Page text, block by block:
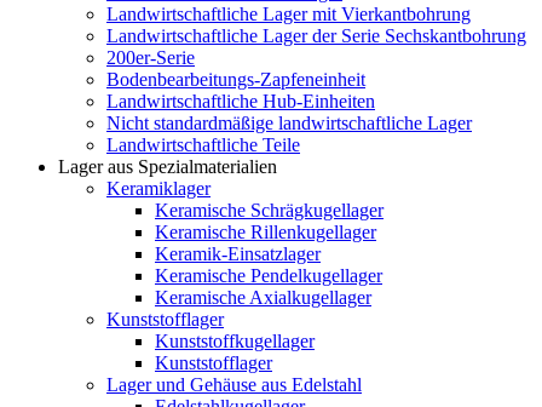
Landwirtschaftliche Lager mit Vierkantbohrung
Landwirtschaftliche Lager der Serie Sechskantbohrung
200er-Serie
Bodenbearbeitungs-Zapfeneinheit
Landwirtschaftliche Hub-Einheiten
Nicht standardmäßige landwirtschaftliche Lager
Landwirtschaftliche Teile
Lager aus Spezialmaterialien
Keramiklager
Keramische Schrägkugellager
Keramische Rillenkugellager
Keramik-Einsatzlager
Keramische Pendelkugellager
Keramische Axialkugellager
Kunststofflager
Kunststoffkugellager
Kunststofflager
Lager und Gehäuse aus Edelstahl